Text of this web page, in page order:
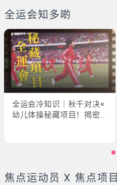
全运会知多啲
全运会冷知识｜秋千对决×
幼儿体操秘藏项目！揭密
焦点运动员 X 焦点项目